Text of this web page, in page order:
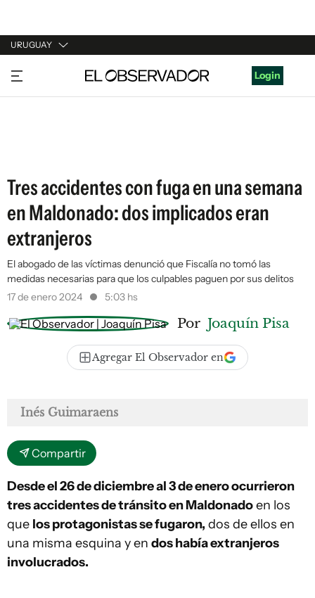
URUGUAY
URUGUAY
ARGENTINA
Login
Tres accidentes con fuga en una semana
en Maldonado: dos implicados eran
extranjeros
El abogado de las víctimas denunció que Fiscalía no tomó las
medidas necesarias para que los culpables paguen por sus delitos
17 de enero 2024
5:03 hs
Por Joaquín Pisa
Agregar El Observador en
Inés Guimaraens
Compartir
Desde el 26 de diciembre al 3 de enero ocurrieron
tres accidentes de tránsito en Maldonadoen los
que los protagonistas se fugaron, dos de ellos en
una misma esquina y en dos había extranjeros
involucrados.